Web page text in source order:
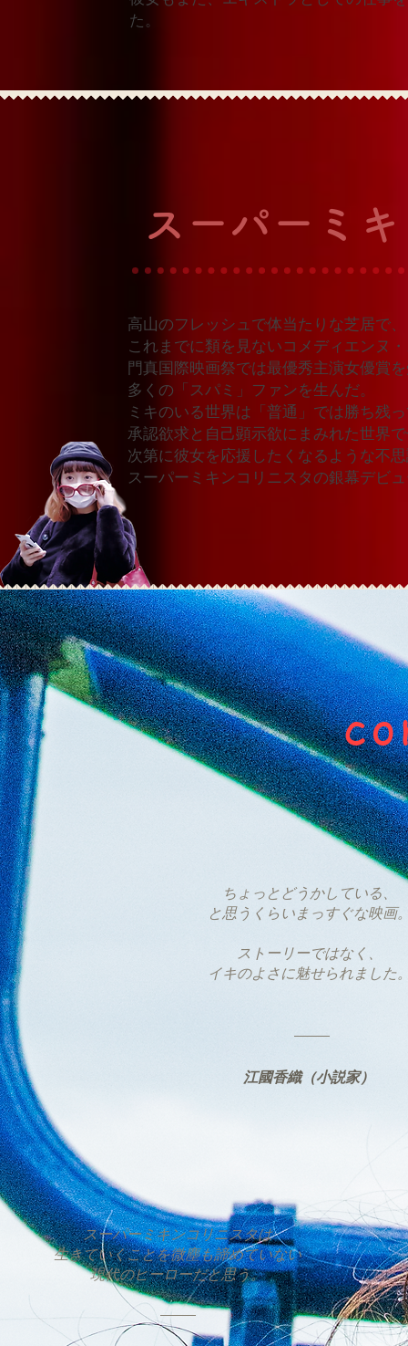
た。
スーパーミ
高山のフレッシュで体当たりな芝居で、
これまでに類を見ないコメディエンヌ
門真国際映画祭では最優秀主演女優賞
多くの「スパミ」ファンを生んだ。
ミキのいる世界は「普通」では勝ち残
承認欲求と自己顕示欲にまみれた世界
次第に彼女を応援したくなるような不
スーパーミキンコリニスタの銀幕デビ
ちょっとどうかしている、
と思うくらいまっすぐな映画
​ストーリーではなく、
イキのよさに魅せられました
​江國香織（小説家）
スーパーミキンコリニスタは
生きていくことを微塵も諦めていない
​現代のヒーローだと思う。